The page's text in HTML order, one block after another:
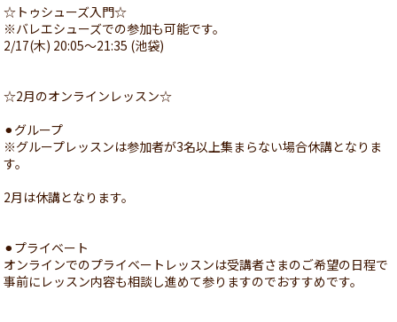
☆トゥシューズ入門☆
※バレエシューズでの参加も可能です。
2/17(木) 20:05〜21:35 (池袋)
☆2月のオンラインレッスン☆
⚫︎グループ
※グループレッスンは参加者が3名以上集まらない場合休講となりま
す。
2月は休講となります。
⚫︎プライベート
オンラインでのプライベートレッスンは受講者さまのご希望の日程で
事前にレッスン内容も相談し進めて参りますのでおすすめです。